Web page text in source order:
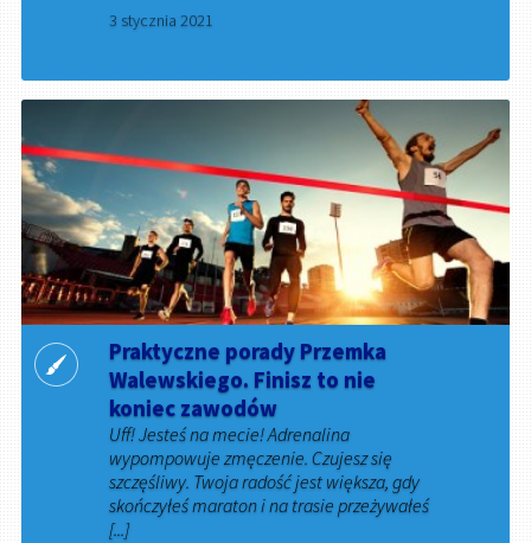
3 stycznia 2021
Praktyczne porady Przemka
Walewskiego. Finisz to nie
koniec zawodów
Uff! Jesteś na mecie! Adrenalina
wypompowuje zmęczenie. Czujesz się
szczęśliwy. Twoja radość jest większa, gdy
skończyłeś maraton i na trasie przeżywałeś
[...]